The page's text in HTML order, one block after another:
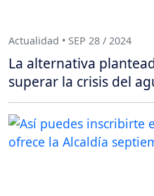
Actualidad • SEP 28 / 2024
La alternativa
superar la crisis del